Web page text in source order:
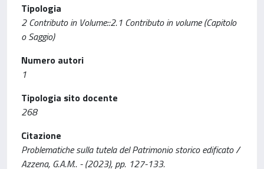
Tipologia
2 Contributo in Volume::2.1 Contributo in volume (Capitolo
o Saggio)
Numero autori
1
Tipologia sito docente
268
Citazione
Problematiche sulla tutela del Patrimonio storico edificato /
Azzena, G.A.M.. - (2023), pp. 127-133.